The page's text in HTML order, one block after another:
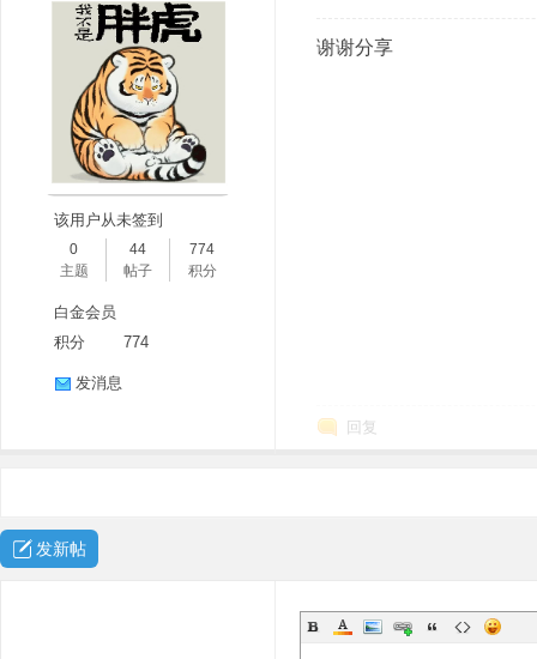
该用户从未签到
0
主题
44
帖子
774
积分
白金会员
积分
774
发消息
谢谢分享
回复
发新帖